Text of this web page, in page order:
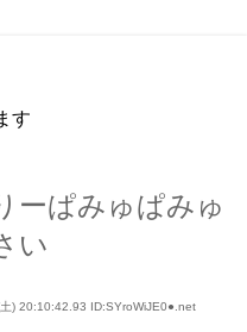
す
ーぱみゅぱみゅ
い
) 20:10:42.93 ID:SYroWiJE0●.net